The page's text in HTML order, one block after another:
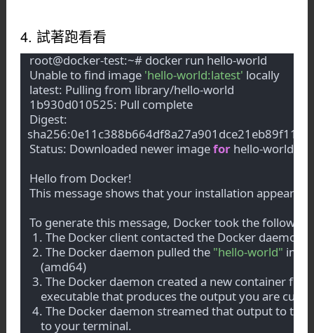
4. 試著跑看看
root@docker-test:~# docker run hello-world
Unable to find image 'hello-world:latest' locally
latest: Pulling from library/hello-world
1b930d010525: Pull complete
Digest:
Status: Downloaded newer image for hello-
Hello from Docker!
This message shows that your installation appears
To generate this message, Docker took the
1. The Docker client contacted the Docker daemon.
2. The Docker daemon pulled the "hello-world"
    (amd64)
3. The Docker daemon created a new container
executable that produces the output you are
4. The Docker daemon streamed that output to the
    to your terminal.